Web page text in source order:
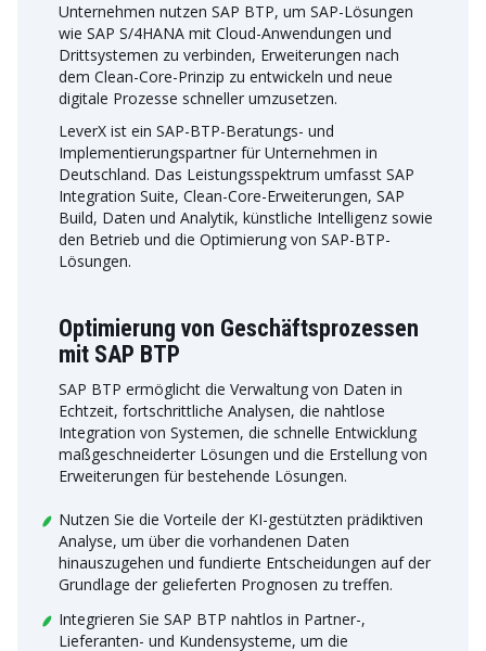
Unternehmen nutzen SAP BTP, um SAP-Lösungen
wie SAP S/4HANA mit Cloud-Anwendungen und
Drittsystemen zu verbinden, Erweiterungen nach
dem Clean-Core-Prinzip zu entwickeln und neue
digitale Prozesse schneller umzusetzen.
LeverX ist ein SAP-BTP-Beratungs- und
Implementierungspartner für Unternehmen in
Deutschland. Das Leistungsspektrum umfasst SAP
Integration Suite, Clean-Core-Erweiterungen, SAP
Build, Daten und Analytik, künstliche Intelligenz sowie
den Betrieb und die Optimierung von SAP-BTP-
Lösungen.
Optimierung von Geschäftsprozessen
mit SAP BTP
SAP BTP ermöglicht die Verwaltung von Daten in
Echtzeit, fortschrittliche Analysen, die nahtlose
Integration von Systemen, die schnelle Entwicklung
maßgeschneiderter Lösungen und die Erstellung von
Erweiterungen für bestehende Lösungen.
Nutzen Sie die Vorteile der KI-gestützten prädiktiven
Analyse, um über die vorhandenen Daten
hinauszugehen und fundierte Entscheidungen auf der
Grundlage der gelieferten Prognosen zu treffen.
Integrieren Sie SAP BTP nahtlos in Partner-,
Lieferanten- und Kundensysteme, um die